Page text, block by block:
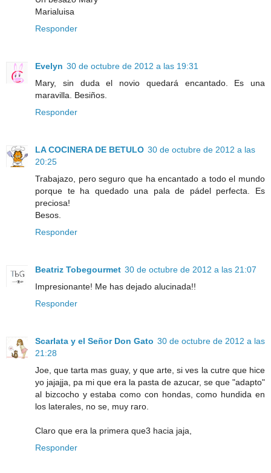
Marialuisa
Responder
Evelyn 30 de octubre de 2012 a las 19:31
Mary, sin duda el novio quedará encantado. Es una
maravilla. Besiños.
Responder
LA COCINERA DE BETULO 30 de octubre de 2012 a las
20:25
Trabajazo, pero seguro que ha encantado a todo el mundo
porque te ha quedado una pala de pádel perfecta. Es
preciosa!
Besos.
Responder
Beatriz Tobegourmet 30 de octubre de 2012 a las 21:07
Impresionante! Me has dejado alucinada!!
Responder
Scarlata y el Señor Don Gato 30 de octubre de 2012 a las
21:28
Joe, que tarta mas guay, y que arte, si ves la cutre que hice
yo jajajja, pa mi que era la pasta de azucar, se que "adapto"
al bizcocho y estaba como con hondas, como hundida en
los laterales, no se, muy raro.
Claro que era la primera que3 hacia jaja,
Responder